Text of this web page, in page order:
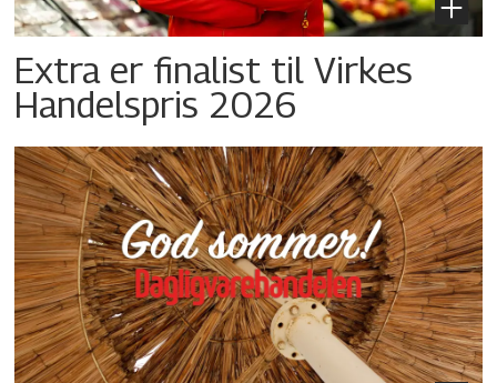
Extra er finalist til Virkes
Handelspris 2026